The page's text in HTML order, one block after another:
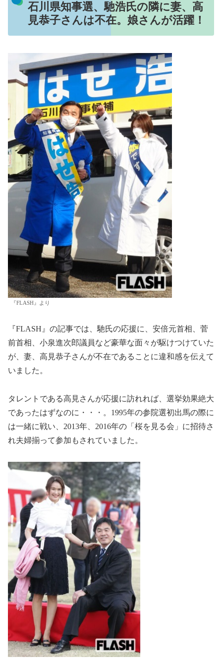
石川県知事選、馳浩氏の隣に妻、高
見恭子さんは不在。娘さんが活躍！
『FLASH』より
『FLASH』の記事では、馳氏の応援に、安倍元首相、菅
前首相、小泉進次郎議員など豪華な面々が駆けつけていた
が、妻、高見恭子さんが不在であることに違和感を伝えて
いました。
タレントである高見さんが応援に訪れれば、選挙効果絶大
であったはずなのに・・・。1995年の参院選初出馬の際に
は一緒に戦い、2013年、2016年の「桜を見る会」に招待さ
れ夫婦揃って参加もされていました。